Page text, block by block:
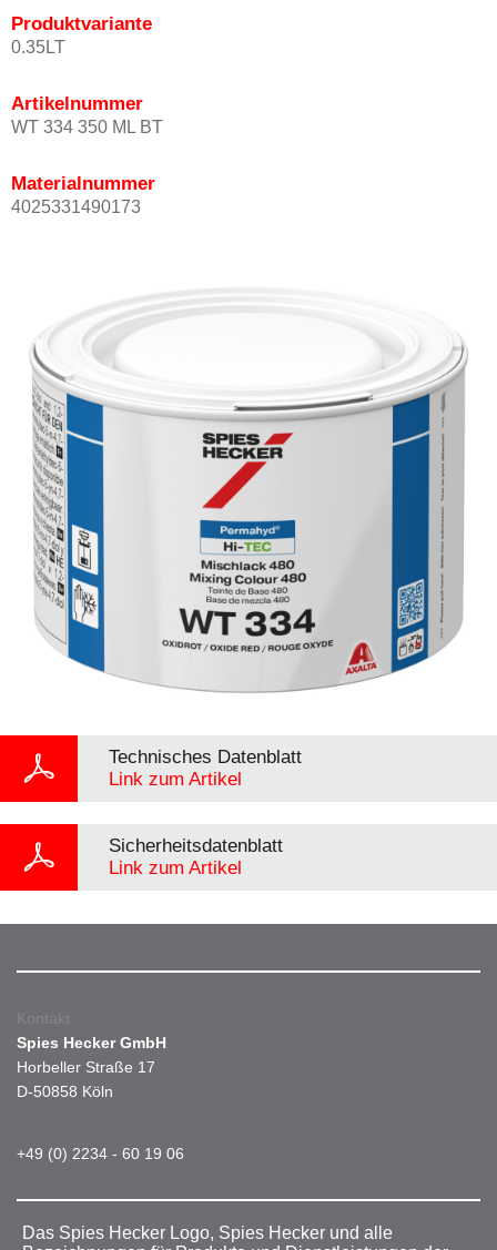
Produktvariante
0.35LT
Artikelnummer
WT 334 350 ML BT
Materialnummer
4025331490173
Technisches Datenblatt
Link zum Artikel
Sicherheitsdatenblatt
Link zum Artikel
Kontakt
Spies Hecker GmbH
Horbeller Straße 17
D-50858 Köln
+49 (0) 2234 - 60 19 06
Das Spies Hecker Logo, Spies Hecker und alle